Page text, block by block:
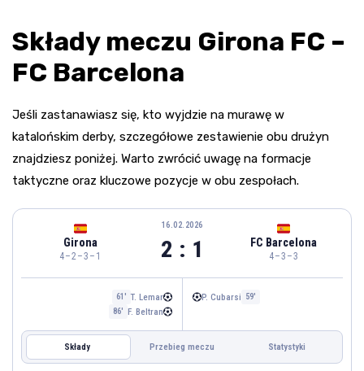
Składy meczu Girona FC –
FC Barcelona
Jeśli zastanawiasz się, kto wyjdzie na murawę w
katalońskim derby, szczegółowe zestawienie obu drużyn
znajdziesz poniżej. Warto zwrócić uwagę na formacje
taktyczne oraz kluczowe pozycje w obu zespołach.
Girona
4–2–3–1
16.02.2026
2 : 1 FC Barcelona
4–3–3
61' T. Lemar
86' F. Beltran
P. Cubarsi 59'
Składy Przebieg meczu Statystyki
FC BARCELONA